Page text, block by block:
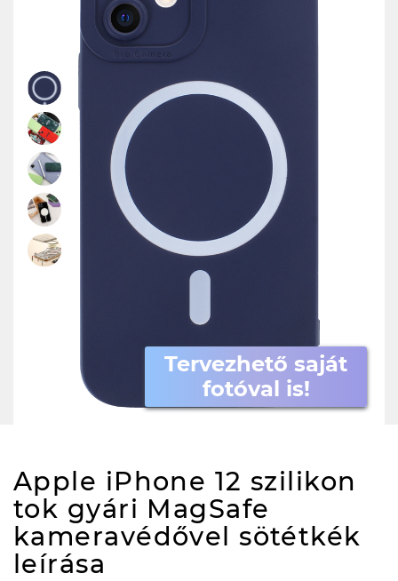
Tervezhető saját
fotóval is!
Apple iPhone 12 szilikon
tok gyári MagSafe
kameravédővel sötétkék
leírása